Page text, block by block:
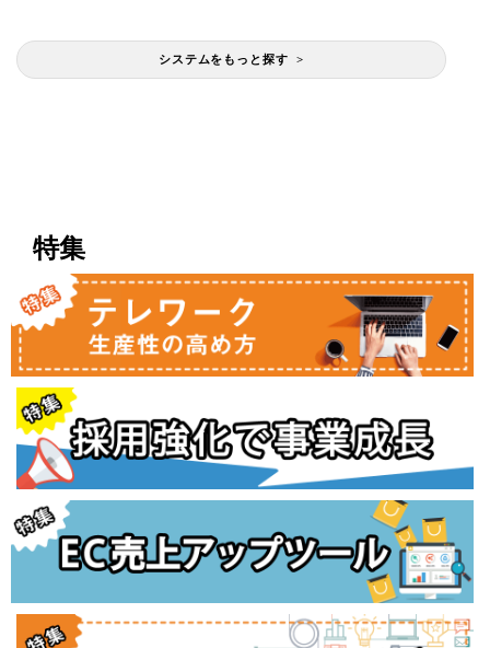
システムをもっと探す >
特集